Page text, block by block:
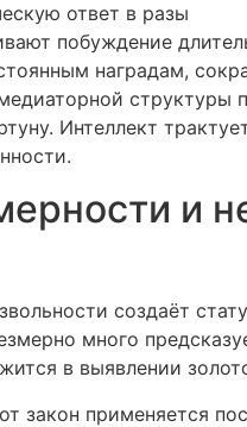
ответ в разы
побуждение
наградам,
структуры
Интеллект
и
создаёт
много
в выявлении
закон применяется